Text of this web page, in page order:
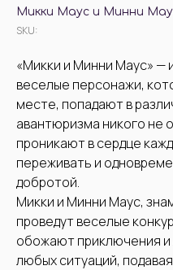
Микки Маус и Минни
SKU:
«Микки и Минни Маус» —
веселые персонажи,
месте, попадают в
авантюризма никого не
проникают в сердце
переживать и
добротой.
Микки и Минни Маус,
проведут веселые
обожают приключения и
любых ситуаций,